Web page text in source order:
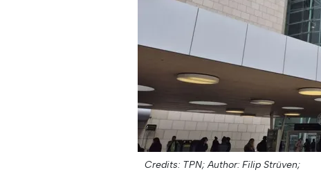
Credits: TPN; Author: Filip Strüven;